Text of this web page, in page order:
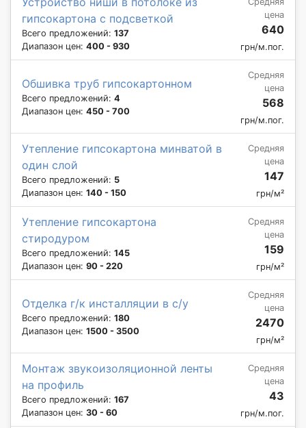
гипсокартона с подсветкой
Всего предложений: 137
Диапазон цен: 400 - 930
цена
640
грн/м.пог.
Обшивка труб гипсокартонном
Всего предложений: 4
Диапазон цен: 450 - 700
Средняя
цена
568
грн/м.пог.
Утепление гипсокартона минватой в
один слой
Всего предложений: 5
Диапазон цен: 140 - 150
Средняя
цена
147
грн/м²
Утепление гипсокартона
стиродуром
Всего предложений: 145
Диапазон цен: 90 - 220
Средняя
цена
159
грн/м²
Отделка г/к инсталляции в с/у
Всего предложений: 180
Диапазон цен: 1500 - 3500
Средняя
цена
2470
грн/м²
Монтаж звукоизоляционной ленты
на профиль
Всего предложений: 167
Диапазон цен: 30 - 60
Средняя
цена
43
грн/м.пог.